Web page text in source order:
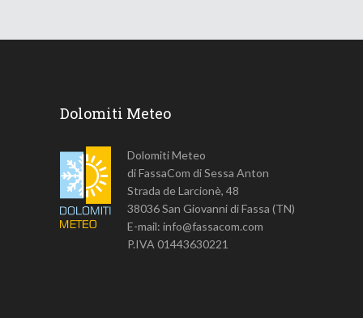
Dolomiti Meteo
Dolomiti Meteo
di FassaCom di Sessa Anton
Strada de Larcionè, 48
38036 San Giovanni di Fassa (TN)
E-mail: info@fassacom.com
P.IVA 01443630221